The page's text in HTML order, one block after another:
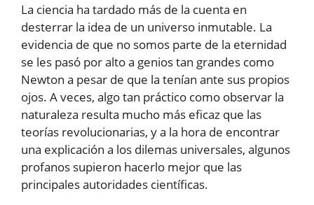
La ciencia ha tardado más de la cuenta en
desterrar la idea de un universo inmutable. La
evidencia de que no somos parte de la eternidad
se les pasó por alto a genios tan grandes como
Newton a pesar de que la tenían ante sus propios
ojos. A veces, algo tan práctico como observar la
naturaleza resulta mucho más eficaz que las
teorías revolucionarias, y a la hora de encontrar
una explicación a los dilemas universales, algunos
profanos supieron hacerlo mejor que las
principales autoridades científicas.